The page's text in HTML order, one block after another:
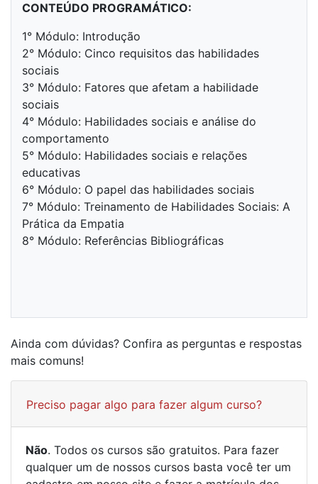
CONTEÚDO PROGRAMÁTICO:
1° Módulo: Introdução
2° Módulo: Cinco requisitos das habilidades
sociais
3° Módulo: Fatores que afetam a habilidade
sociais
4° Módulo: Habilidades sociais e análise do
comportamento
5° Módulo: Habilidades sociais e relações
educativas
6° Módulo: O papel das habilidades sociais
7° Módulo: Treinamento de Habilidades Sociais: A
Prática da Empatia
8° Módulo: Referências Bibliográficas
Ainda com dúvidas? Confira as perguntas e respostas
mais comuns!
Preciso pagar algo para fazer algum curso?
Não. Todos os cursos são gratuitos. Para fazer
qualquer um de nossos cursos basta você ter um